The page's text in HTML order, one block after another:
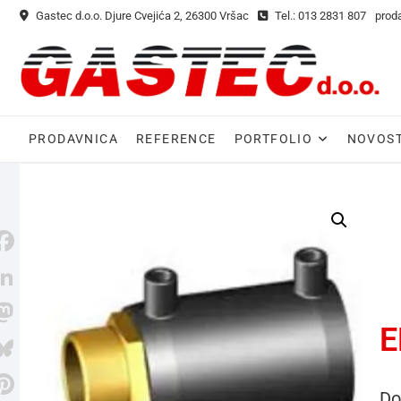
Gastec d.o.o. Djure Cvejića 2, 26300 Vršac Tel.: 013 2831 807
PRODAVNICA REFERENCE PORTFOLIO